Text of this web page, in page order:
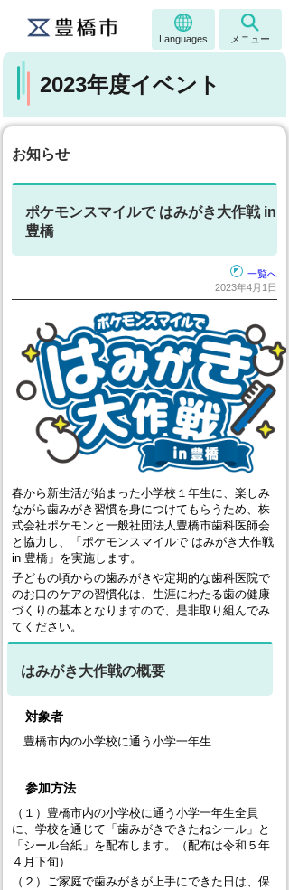
Languages メニュー
2023年度イベント
お知らせ
ポケモンスマイルで はみがき大作戦 in
豊橋
一覧へ
2023年4月1日
春から新生活が始まった小学校１年生に、楽しみ
ながら歯みがき習慣を身につけてもらうため、株
式会社ポケモンと一般社団法人豊橋市歯科医師会
と協力し、「ポケモンスマイルで はみがき大作戦
in 豊橋」を実施します。
子どもの頃からの歯みがきや定期的な歯科医院で
のお口のケアの習慣化は、生涯にわたる歯の健康
づくりの基本となりますので、是非取り組んでみ
てください。
はみがき大作戦の概要
対象者
豊橋市内の小学校に通う小学一年生
参加方法
（１）豊橋市内の小学校に通う小学一年生全員
に、学校を通じて「歯みがきできたねシール」と
「シール台紙」を配布します。（配布は令和５年
４月下旬）
（２）ご家庭で歯みがきが上手にできた日は、保